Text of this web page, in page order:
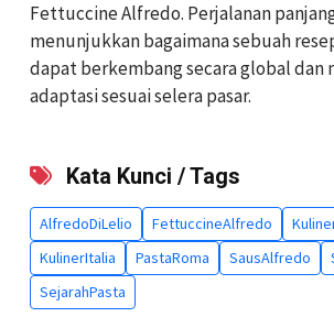
Fettuccine Alfredo. Perjalanan
menunjukkan bagaimana sebuah
dapat berkembang secara global dan
adaptasi sesuai selera pasar.
Kata Kunci / Tags
AlfredoDiLelio FettuccineAlfredo
KulinerItalia
PastaRoma SausAlfredo
SejarahPasta